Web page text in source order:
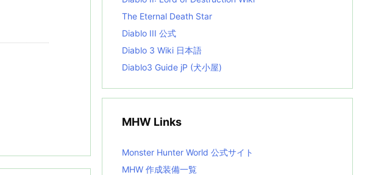
The Eternal Death Star
Diablo III 公式
Diablo 3 Wiki 日本語
Diablo3 Guide jP (犬小屋)
MHW Links
Monster Hunter World 公式サイト
MHW 作成装備一覧